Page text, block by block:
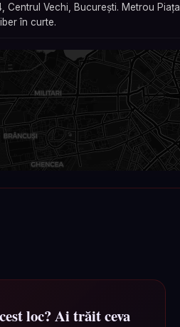
Centrul Vechi, București. Metrou
în curte.
loc? Ai trăit ceva